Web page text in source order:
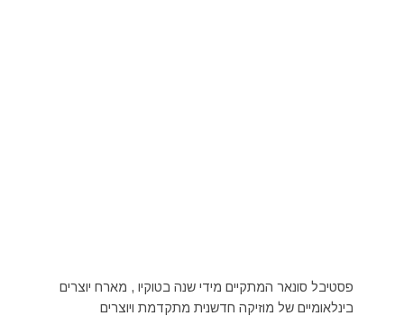
פסטיבל סונאר המתקיים מידי שנה בטוקיו , מארח יוצרים
בינלאומיים של מוזיקה חדשנית מתקדמת ויוצרים